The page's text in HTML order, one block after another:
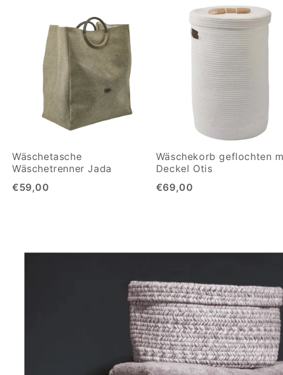
Wäschetasche
Wäschetrenner Jada
€59,00
Wäschekorb geflochten
Deckel Otis
€69,00